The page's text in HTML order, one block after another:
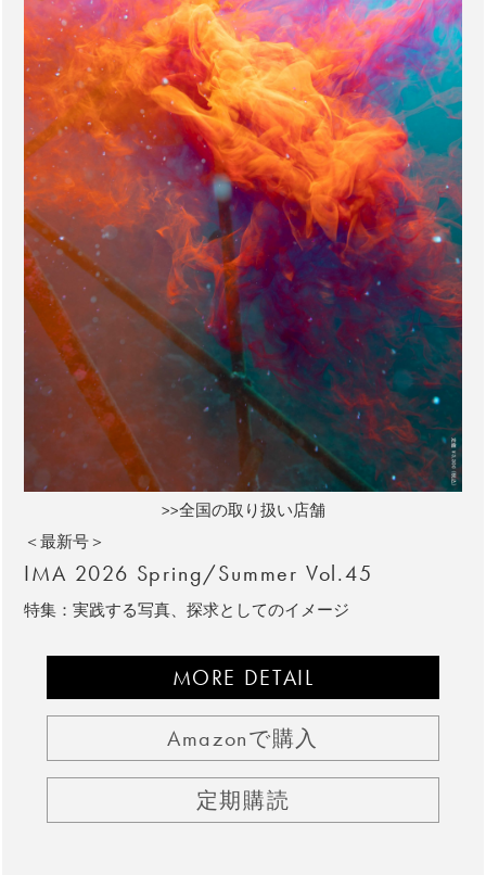
>>全国の取り扱い店舗
＜最新号＞
IMA 2026 Spring/Summer Vol.45
特集：実践する写真、探求としてのイメージ
MORE DETAIL
Amazonで購入
定期購読